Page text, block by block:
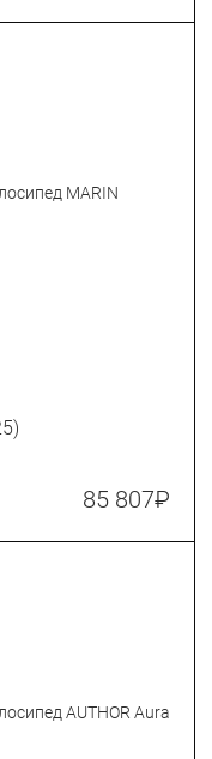
85 807₽